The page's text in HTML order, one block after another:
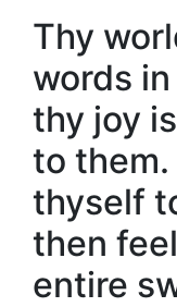
Thy
words
thy joy
to
thyself
then
entire